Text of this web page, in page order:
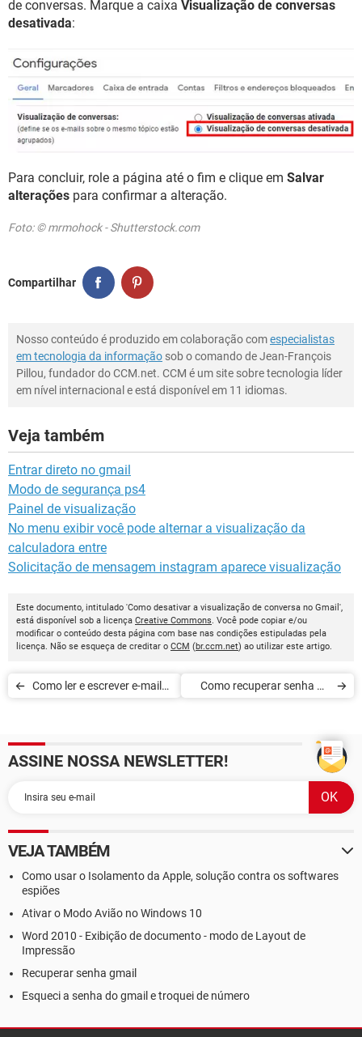
de conversas. Marque a caixa Visualização de conversas
desativada:
Para concluir, role a página até o fim e clique em Salvar
alterações para confirmar a alteração.
Foto: © mrmohock - Shutterstock.com
Compartilhar
Nosso conteúdo é produzido em colaboração comespecialistas
em tecnologia da informação sob o comando de Jean-François
Pillou, fundador do CCM.net. CCM é um site sobre tecnologia líder
em nível internacional e está disponível em 11 idiomas.
Veja também
Entrar direto no gmail
Modo de segurança ps4
Painel de visualização
No menu exibir você pode alternar a visualização da
calculadora entre
Solicitação de mensagem instagram aparece visualização
Este documento, intitulado 'Como desativar a visualização de conversa no Gmail',
está disponível sob a licença Creative Commons. Você pode copiar e/ou
modificar o conteúdo desta página com base nas condições estipuladas pela
licença. Não se esqueça de creditar o CCM (br.ccm.net) ao utilizar este artigo.
Como ler e escrever e-mail
Como recuperar senha no
ASSINE NOSSA NEWSLETTER!
VEJA TAMBÉM
Como usar o Isolamento da Apple, solução contra os softwares
espiões
Ativar o Modo Avião no Windows 10
Word 2010 - Exibição de documento - modo de Layout de
Impressão
Recuperar senha gmail
Esqueci a senha do gmail e troquei de número